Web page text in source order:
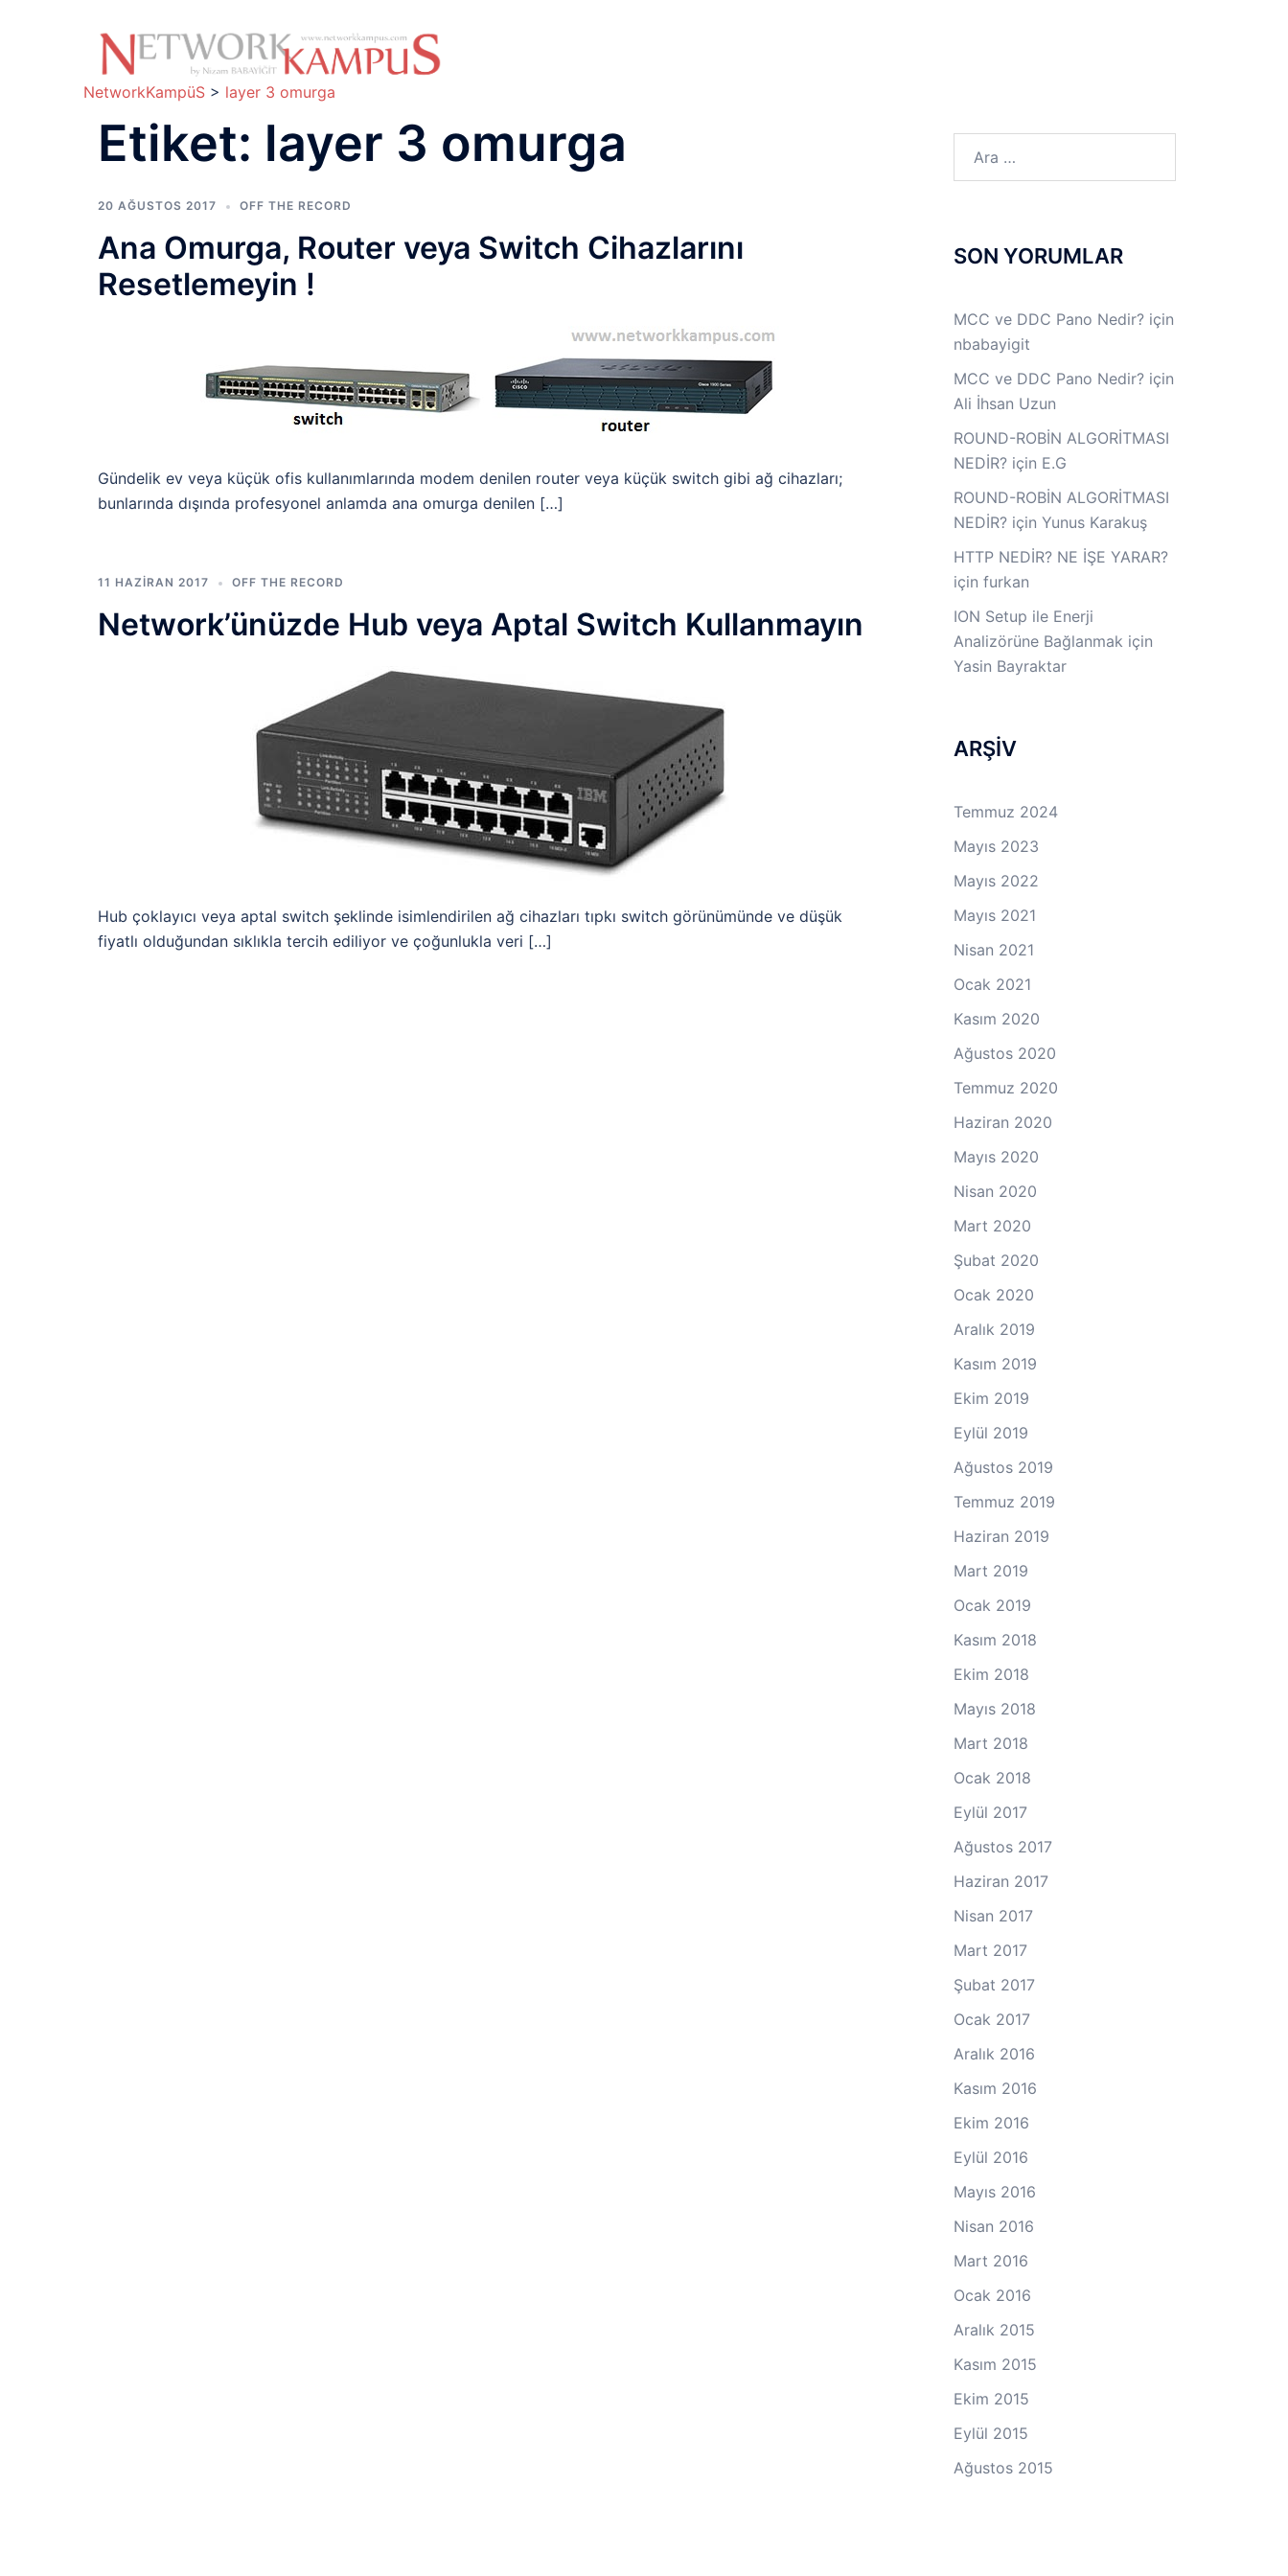
NetworkKampüS > layer 3 omurga
Etiket: layer 3 omurga
20 AĞUSTOS 2017 OFF THE RECORD
Ana Omurga, Router veya Switch Cihazlarını
Resetlemeyin !
Gündelik ev veya küçük ofis kullanımlarında modem denilen router veya küçük switch gibi ağ cihazları;
bunlarında dışında profesyonel anlamda ana omurga denilen […]
11 HAZIRAN 2017 OFF THE RECORD
Network’ünüzde Hub veya Aptal Switch Kullanmayın
Hub çoklayıcı veya aptal switch şeklinde isimlendirilen ağ cihazları tıpkı switch görünümünde ve düşük
fiyatlı olduğundan sıklıkla tercih ediliyor ve çoğunlukla veri […]
SON YORUMLAR
MCC ve DDC Pano Nedir?için
nbabayigit
MCC ve DDC Pano Nedir?için
Ali İhsan Uzun
ROUND-ROBİN ALGORİTMASI
NEDİR?için E.G
ROUND-ROBİN ALGORİTMASI
NEDİR?için Yunus Karakuş
HTTP NEDİR? NE İŞE YARAR?
için furkan
ION Setup ile Enerji
Analizörüne Bağlanmak için
Yasin Bayraktar
ARŞİV
Temmuz 2024
Mayıs 2023
Mayıs 2022
Mayıs 2021
Nisan 2021
Ocak 2021
Kasım 2020
Ağustos 2020
Temmuz 2020
Haziran 2020
Mayıs 2020
Nisan 2020
Mart 2020
Şubat 2020
Ocak 2020
Aralık 2019
Kasım 2019
Ekim 2019
Eylül 2019
Ağustos 2019
Temmuz 2019
Haziran 2019
Mart 2019
Ocak 2019
Kasım 2018
Ekim 2018
Mayıs 2018
Mart 2018
Ocak 2018
Eylül 2017
Ağustos 2017
Haziran 2017
Nisan 2017
Mart 2017
Şubat 2017
Ocak 2017
Aralık 2016
Kasım 2016
Ekim 2016
Eylül 2016
Mayıs 2016
Nisan 2016
Mart 2016
Ocak 2016
Aralık 2015
Kasım 2015
Ekim 2015
Eylül 2015
Ağustos 2015